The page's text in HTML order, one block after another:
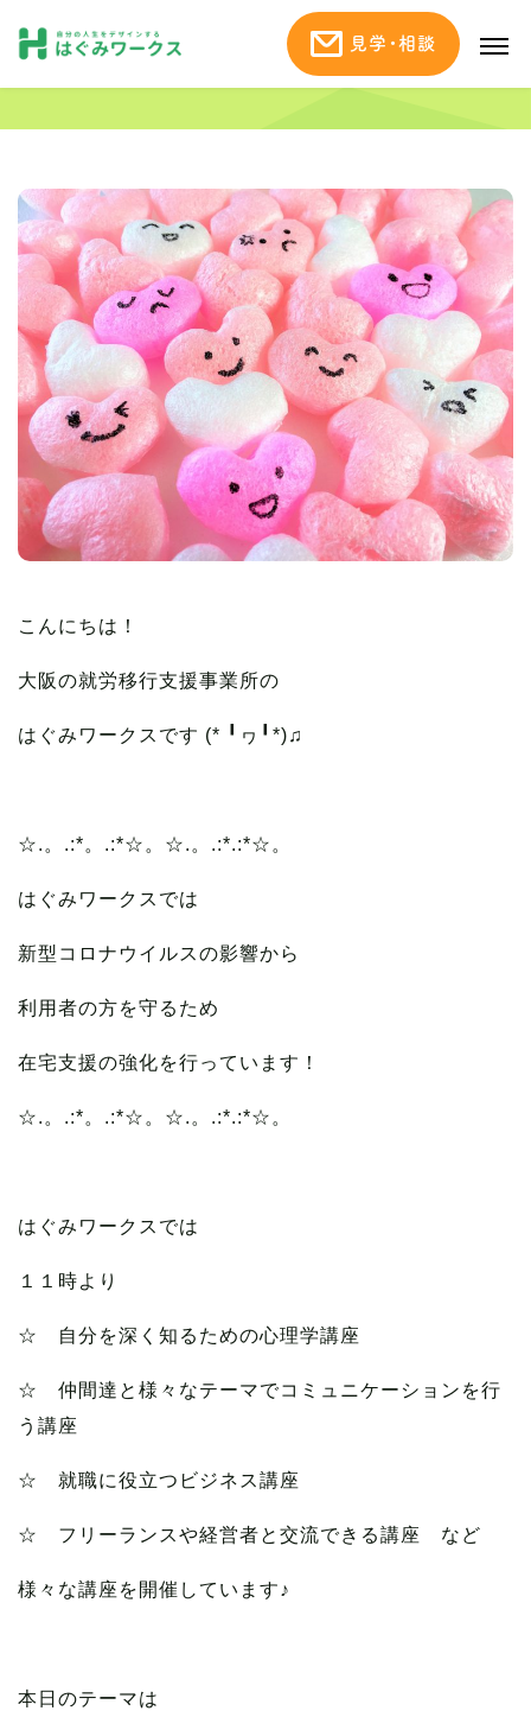
見学・相談
情熱を感じることを探す
こんにちは！
大阪の就労移行支援事業所の
はぐみワークスです (* ╹ヮ╹*)♫
☆.。.:*。.:*☆。☆.。.:*.:*☆。
はぐみワークスでは
新型コロナウイルスの影響から
利用者の方を守るため
在宅支援の強化を行っています！
☆.。.:*。.:*☆。☆.。.:*.:*☆。
はぐみワークスでは
１１時より
☆ 自分を深く知るための心理学講座
☆ 仲間達と様々なテーマでコミュニケーションを行
う講座
☆ 就職に役立つビジネス講座
☆ フリーランスや経営者と交流できる講座 など
様々な講座を開催しています♪
本日のテーマは